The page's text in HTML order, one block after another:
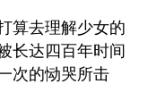
算去理解少女的
达四百年时间
次的恸哭所击